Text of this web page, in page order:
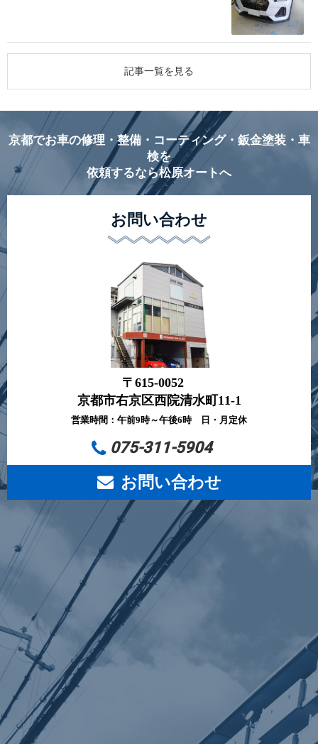
記事一覧を見る
京都でお車の修理・整備・コーティング・鈑金塗装・車
検を
依頼するなら松原オートへ
お問い合わせ
〒615-0052
京都市右京区西院清水町11-1
営業時間：午前9時～午後6時 日・月定休
075-311-5904
お問い合わせ